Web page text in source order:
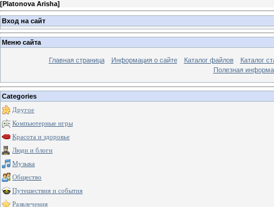
[Platonova Arisha]
Вход на сайт
Меню сайта
Главная страница Информация о сайте Каталог файлов
Каталог
Полезная
Categories
Другое
Компьютерные игры
Красота и здоровье
Люди и блоги
Музыка
Общество
Путешествия и события
Развлечения